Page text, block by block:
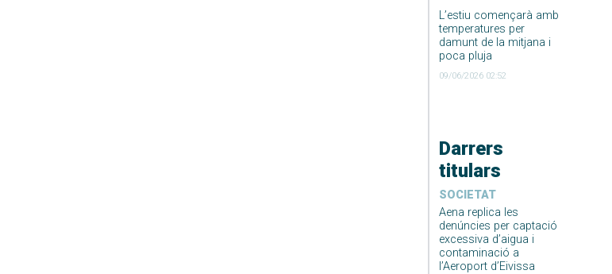
L’estiu començarà amb
temperatures per
damunt de la mitjana i
poca pluja
09/06/2026 02:52
Darrers
titulars
SOCIETAT
Aena replica les
denúncies per captació
excessiva d’aigua i
contaminació a
l’Aeroport d’Eivissa